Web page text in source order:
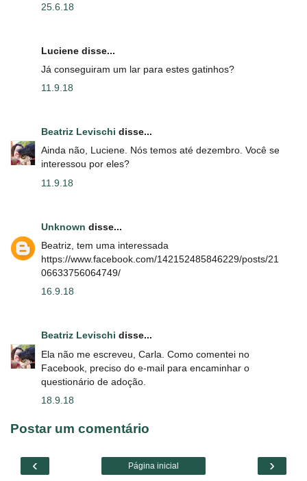
25.6.18
Luciene disse...
Já conseguiram um lar para estes gatinhos?
11.9.18
Beatriz Levischi disse...
Ainda não, Luciene. Nós temos até dezembro. Você se
interessou por eles?
11.9.18
Unknown disse...
Beatriz, tem uma interessada
https://www.facebook.com/142152485846229/posts/21
06633756064749/
16.9.18
Beatriz Levischi disse...
Ela não me escreveu, Carla. Como comentei no
Facebook, preciso do e-mail para encaminhar o
questionário de adoção.
18.9.18
Postar um comentário
‹ ›
Página inicial